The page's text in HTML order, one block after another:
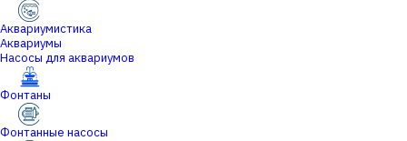
Аквариумистика
Аквариумы
Насосы для аквариумов
Фонтаны
Фонтанные насосы